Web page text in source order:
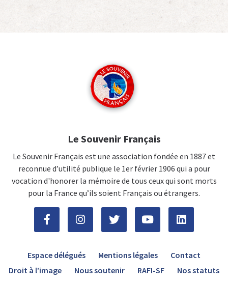
Le Souvenir Français
Le Souvenir Français est une association fondée en 1887 et
reconnue d’utilité publique le 1er février 1906 qui a pour
vocation d'honorer la mémoire de tous ceux qui sont morts
pour la France qu’ils soient Français ou étrangers.
Espace délégués Mentions légales
Contact
Droit à l’image
Nous soutenir RAFI-SF Nos statuts